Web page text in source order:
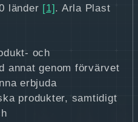
länder [1] . Arla Plast
och
annat genom förvärvet
erbjuda
produkter, samtidigt